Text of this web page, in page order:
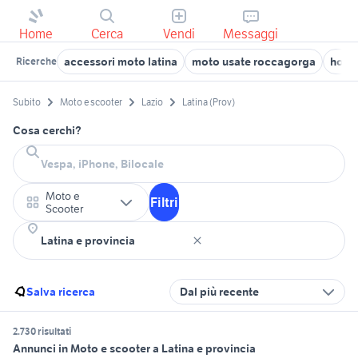
Home Cerca Vendi Messaggi
Ricerche accessori moto latina moto usate roccagorga
Subito Moto e scooter Lazio Latina (Prov)
Cosa cerchi?
Moto e
Scooter
Filtri
Salva ricerca Dal più recente
2.730 risultati
Annunci in Moto e scooter a Latina e provincia